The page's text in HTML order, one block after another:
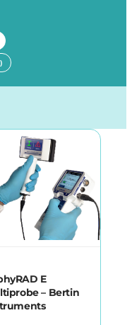
E
– Bertin